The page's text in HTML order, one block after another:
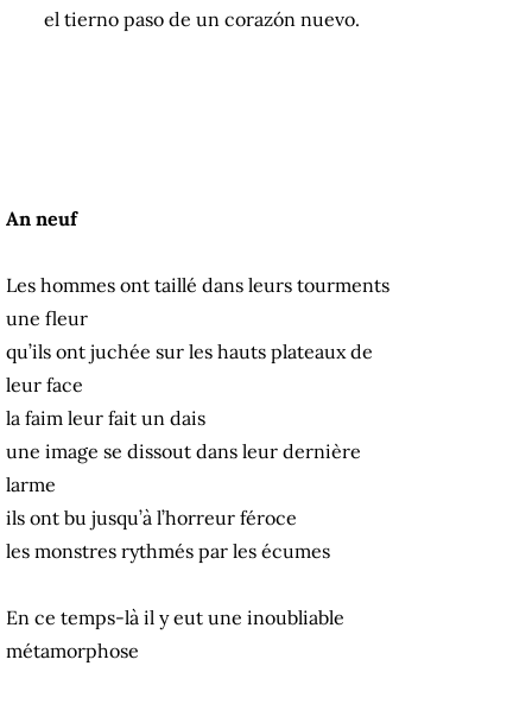
el tierno paso de un corazón nuevo.
An neuf
Les hommes ont taillé dans leurs tourments
une fleur
qu’ils ont juchée sur les hauts plateaux de
leur face
la faim leur fait un dais
une image se dissout dans leur dernière
larme
ils ont bu jusqu’à l’horreur féroce
les monstres rythmés par les écumes
En ce temps-là il y eut une inoubliable
métamorphose